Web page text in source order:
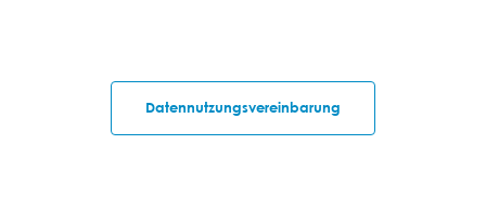
Datennutzungsvereinbarung